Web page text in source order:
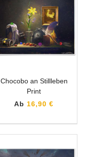
Chocobo an Stillleben
Print
Ab 16,90 €